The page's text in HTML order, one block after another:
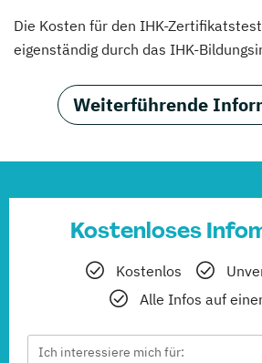
Die Kosten für den IHK-
eigenständig durch das IHK-
Weiterführende
Kostenloses
Kostenlos
Alle Infos auf
Ich interessiere mich für: